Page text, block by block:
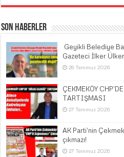
Son Haberler
Geyikli Belediye
Gazeteci İlker
28 Temmuz 2026
ÇEKMEKÖY
TARTIŞMASI
27 Temmuz 2026
AK Parti’nin
çıkmazı!
27 Temmuz 2026